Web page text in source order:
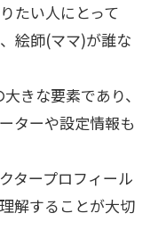
たい人にとって
絵師(ママ)が誰な
きな要素であり、
ターや設定情報も
タープロフィール
解することが大切